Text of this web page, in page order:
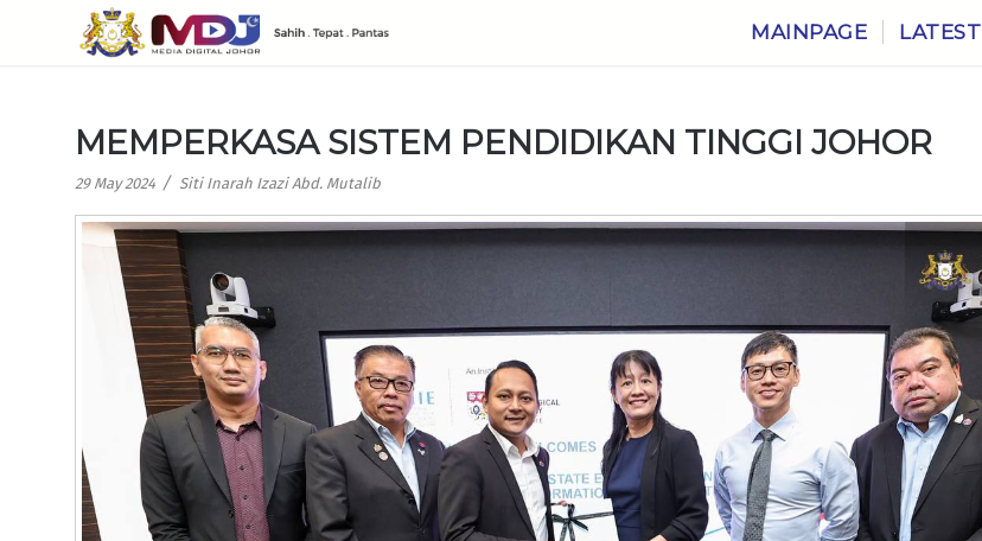
MAINPAGE LATEST
MEMPERKASA SISTEM PENDIDIKAN TINGGI JOHOR
29 May 2024 / Siti Inarah Izazi Abd. Mutalib